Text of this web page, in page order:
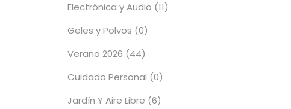
Electrónica y Audio (11)
Geles y Polvos (0)
Verano 2026 (44)
Cuidado Personal (0)
Jardín Y Aire Libre (6)